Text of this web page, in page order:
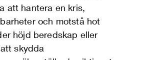
att hantera en kris,
och motstå hot
höjd beredskap eller
skydda